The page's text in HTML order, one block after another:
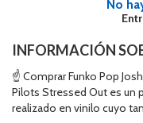
No
INFORMACIÓN
☝ Comprar Funko Pop
Pilots Stressed Out es un
realizado en vinilo cuyo